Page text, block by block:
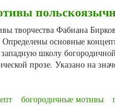
творчества Фабиана
основные
школу
прозе. Указано на
богородичные мотивы